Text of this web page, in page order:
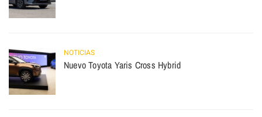
NOTICIAS
Nuevo Toyota Yaris Cross Hybrid